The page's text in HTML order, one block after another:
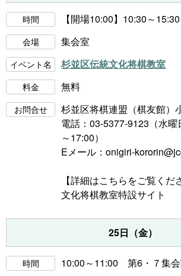
時間 【開場10:00】10:30～15:30
会場 集会室
イベント名 杉並区伝統文化将棋教室
料金 無料
お問合せ
杉並区将棋連盟（棋友館）
電話：03-5377-9123（水
～17:00）
Eメール：onigiri-
【詳細はこちらをご覧くだ
文化将棋教室特設サイト
25日（金）
時間 10:00～11:00 第6・７集